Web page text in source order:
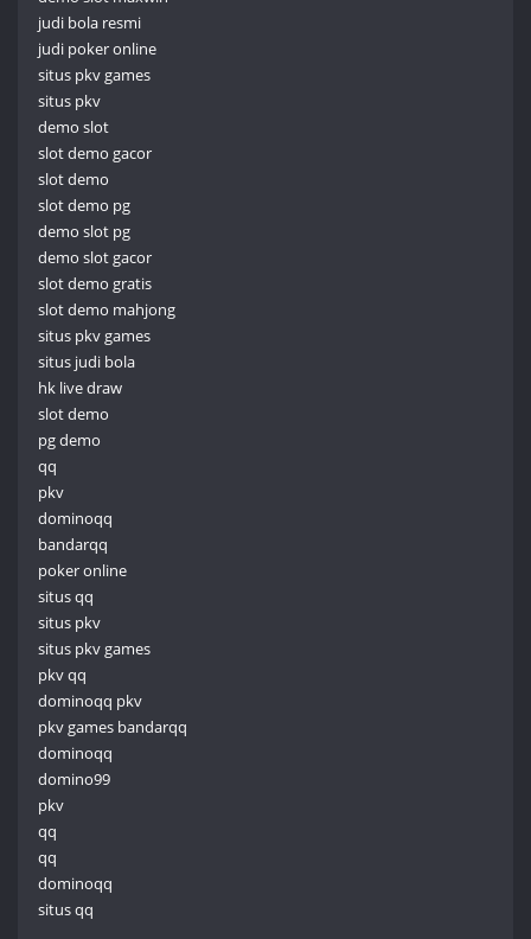
judi bola resmi
judi poker online
situs pkv games
situs pkv
demo slot
slot demo gacor
slot demo
slot demo pg
demo slot pg
demo slot gacor
slot demo gratis
slot demo mahjong
situs pkv games
situs judi bola
hk live draw
slot demo
pg demo
qq
pkv
dominoqq
bandarqq
poker online
situs qq
situs pkv
situs pkv games
pkv qq
dominoqq pkv
pkv games bandarqq
dominoqq
domino99
pkv
qq
qq
dominoqq
situs qq